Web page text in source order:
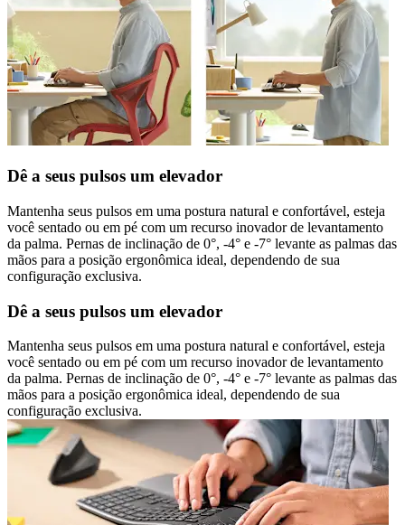
Dê a seus pulsos um elevador
Mantenha seus pulsos em uma postura natural e confortável, esteja
você sentado ou em pé com um recurso inovador de levantamento
da palma. Pernas de inclinação de 0°, -4° e -7° levante as palmas das
mãos para a posição ergonômica ideal, dependendo de sua
configuração exclusiva.
Dê a seus pulsos um elevador
Mantenha seus pulsos em uma postura natural e confortável, esteja
você sentado ou em pé com um recurso inovador de levantamento
da palma. Pernas de inclinação de 0°, -4° e -7° levante as palmas das
mãos para a posição ergonômica ideal, dependendo de sua
configuração exclusiva.